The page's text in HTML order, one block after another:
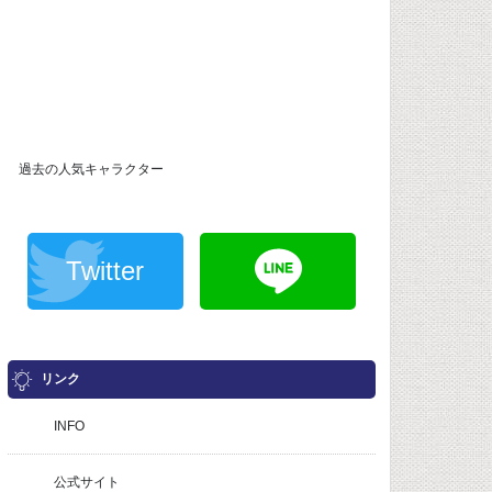
過去の人気キャラクター
Twitter
リンク
INFO
公式サイト